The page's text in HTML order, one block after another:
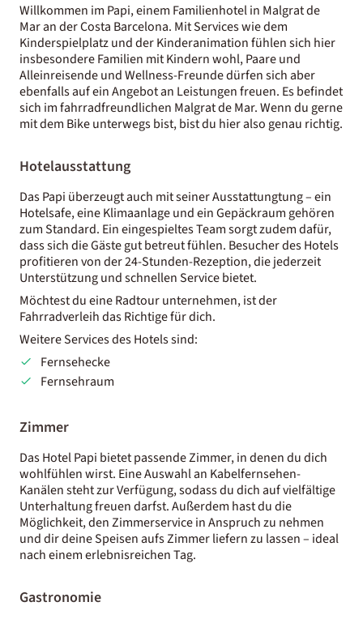
Willkommen im Papi, einem Familienhotel in Malgrat de
Mar an der Costa Barcelona. Mit Services wie dem
Kinderspielplatz und der Kinderanimation fühlen sich hier
insbesondere Familien mit Kindern wohl, Paare und
Alleinreisende und Wellness-Freunde dürfen sich aber
ebenfalls auf ein Angebot an Leistungen freuen. Es befindet
sich im fahrradfreundlichen Malgrat de Mar. Wenn du gerne
mit dem Bike unterwegs bist, bist du hier also genau richtig.
Hotelausstattung
Das Papi überzeugt auch mit seiner Ausstattungtung – ein
Hotelsafe, eine Klimaanlage und ein Gepäckraum gehören
zum Standard. Ein eingespieltes Team sorgt zudem dafür,
dass sich die Gäste gut betreut fühlen. Besucher des Hotels
profitieren von der 24-Stunden-Rezeption, die jederzeit
Unterstützung und schnellen Service bietet.
Möchtest du eine Radtour unternehmen, ist der
Fahrradverleih das Richtige für dich.
Weitere Services des Hotels sind:
Fernsehecke
Fernsehraum
Zimmer
Das Hotel Papi bietet passende Zimmer, in denen du dich
wohlfühlen wirst. Eine Auswahl an Kabelfernsehen-
Kanälen steht zur Verfügung, sodass du dich auf vielfältige
Unterhaltung freuen darfst. Außerdem hast du die
Möglichkeit, den Zimmerservice in Anspruch zu nehmen
und dir deine Speisen aufs Zimmer liefern zu lassen – ideal
nach einem erlebnisreichen Tag.
Gastronomie